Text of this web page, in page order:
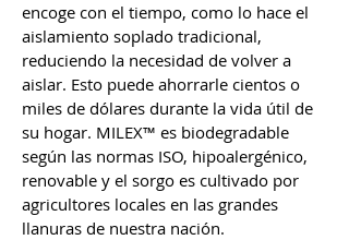
encoge con el tiempo, como lo hace el
aislamiento soplado tradicional,
reduciendo la necesidad de volver a
aislar. Esto puede ahorrarle cientos o
miles de dólares durante la vida útil de
su hogar. MILEX™ es biodegradable
según las normas ISO, hipoalergénico,
renovable y el sorgo es cultivado por
agricultores locales en las grandes
llanuras de nuestra nación.